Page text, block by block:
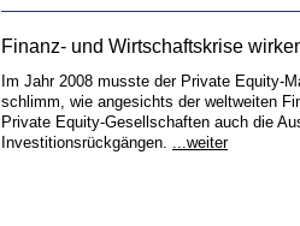
Finanz- und Wirtschaftskrise
Im Jahr 2008 musste der Private Equity-
schlimm, wie angesichts der weltweiten
Private Equity-Gesellschaften auch die
Investitionsrückgängen. ...weiter